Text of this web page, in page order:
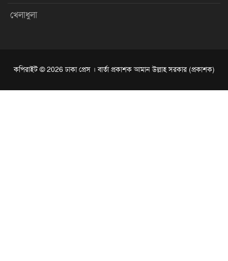
খেলাধুলা
কপিরাইট © 2026 ঢাকা প্রেস । বার্তা প্রকাশক আমান উল্লাহ সরকার (প্রকাশক)